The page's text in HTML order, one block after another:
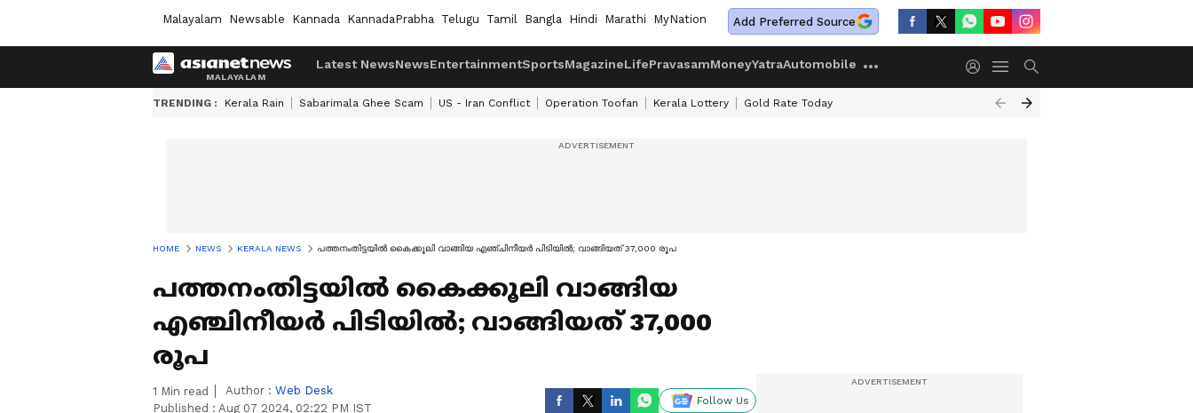
Malayalam Newsable Kannada KannadaPrabha Telugu Tamil Bangla Hindi Marathi MyNation Add Preferred Source
Latest NewsNewsEntertainmentSportsMagazineLifePravasamMoneyYatraAutomobile
TRENDING : Kerala Rain Sabarimala Ghee Scam US - Iran Conflict Operation Toofan Kerala Lottery Gold Rate Today
HOME NEWS KERALA NEWS പത്തനംതിട്ടയിൽ കൈക്കൂലി വാങ്ങിയ എഞ്ചിനീയർ പിടിയിൽ; വാങ്ങിയത് 37,000 രൂപ
പത്തനംതിട്ടയിൽ കൈക്കൂലി വാങ്ങിയ
എഞ്ചിനീയർ പിടിയിൽ; വാങ്ങിയത് 37,000
രൂപ
1 Min read Author : Web Desk
Published : Aug 07 2024, 02:22 PM IST
Follow Us